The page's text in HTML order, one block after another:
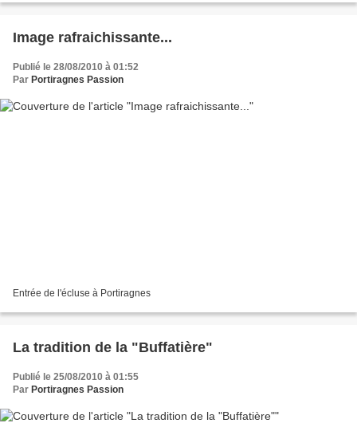
Image rafraichissante...
Publié le 28/08/2010 à 01:52
Par Portiragnes Passion
Entrée de l'écluse à Portiragnes
La tradition de la "Buffatière"
Publié le 25/08/2010 à 01:55
Par Portiragnes Passion